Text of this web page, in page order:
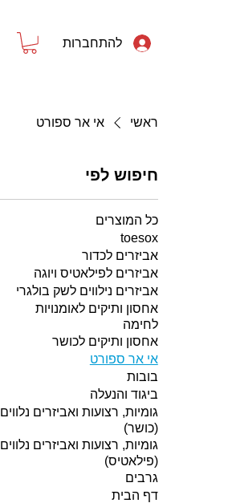
להתחברות
ראשי אי אר ספורט
חיפוש לפי
כל המוצרים
toesox
אביזרים לכדור
אביזרים לפילאטיס ויוגה
אביזרים נילווים לשק בולגרי
אחסון ותיקים לאומנויות
לחימה
אחסון ותיקים לכושר
אי אר ספורט
בובות
ביגוד והנעלה
גומיות, רצועות ואביזרים נלווים
(כושר)
גומיות, רצועות ואביזרים נלווים
(פילאטיס)
גרבים
דף הבית